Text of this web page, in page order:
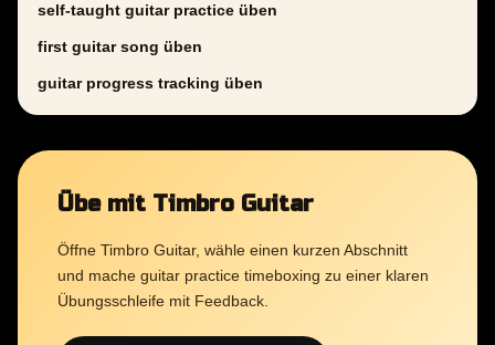
self-taught guitar practice üben
first guitar song üben
guitar progress tracking üben
Übe mit Timbro Guitar
Öffne Timbro Guitar, wähle einen kurzen Abschnitt
und mache guitar practice timeboxing zu einer klaren
Übungsschleife mit Feedback.